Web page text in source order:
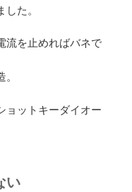
した。
流を止めればバネで
ョットキーダイオー
い